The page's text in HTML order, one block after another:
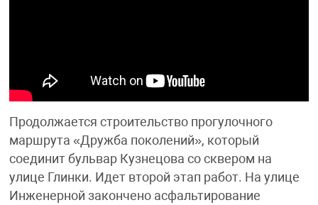
Продолжается строительство прогулочного
маршрута «Дружба поколений», который
соединит бульвар Кузнецова со сквером на
улице Глинки. Идет второй этап работ. На улице
Инженерной закончено асфальтирование